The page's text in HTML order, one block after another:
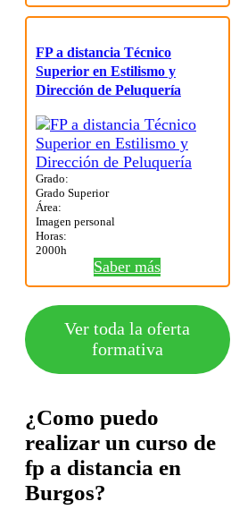
FP a distancia Técnico
Superior en Estilismo y
Dirección de Peluquería
Grado:
Grado Superior
Área:
Imagen personal
Horas:
2000h
Saber más
Ver toda la oferta
formativa
¿Como puedo
realizar un curso de
fp a distancia en
Burgos?